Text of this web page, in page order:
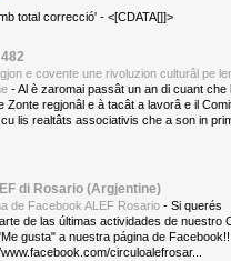
total correcció' - <[CDATA[]]>
e covente une rivoluzion culturâl pe
-Al è zaromai passât un an di cuant che
Zonte regjonâl e à tacât a lavorâ e il
lis realtâts associativis che a son in
di Rosario (Argjentine)
de Facebook ALEF Rosario - Si querés
de las últimas actividades de nuestro
gusta" a nuestra página de
circuloalefrosar...